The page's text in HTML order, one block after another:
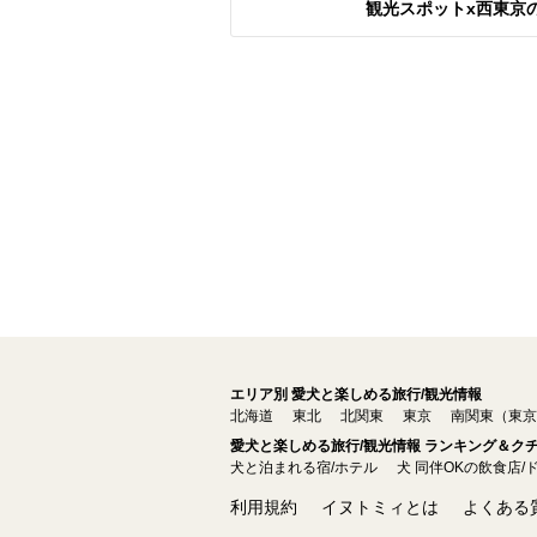
観光スポットx西東京
エリア別 愛犬と楽しめる旅行/観光情報
北海道
東北 北関東 東京 南関東（東京
愛犬と楽しめる旅行/観光情報 ランキング＆ク
犬と泊まれる宿/ホテル
犬 同伴OKの飲食店/
利用規約 イヌトミィとは よくある